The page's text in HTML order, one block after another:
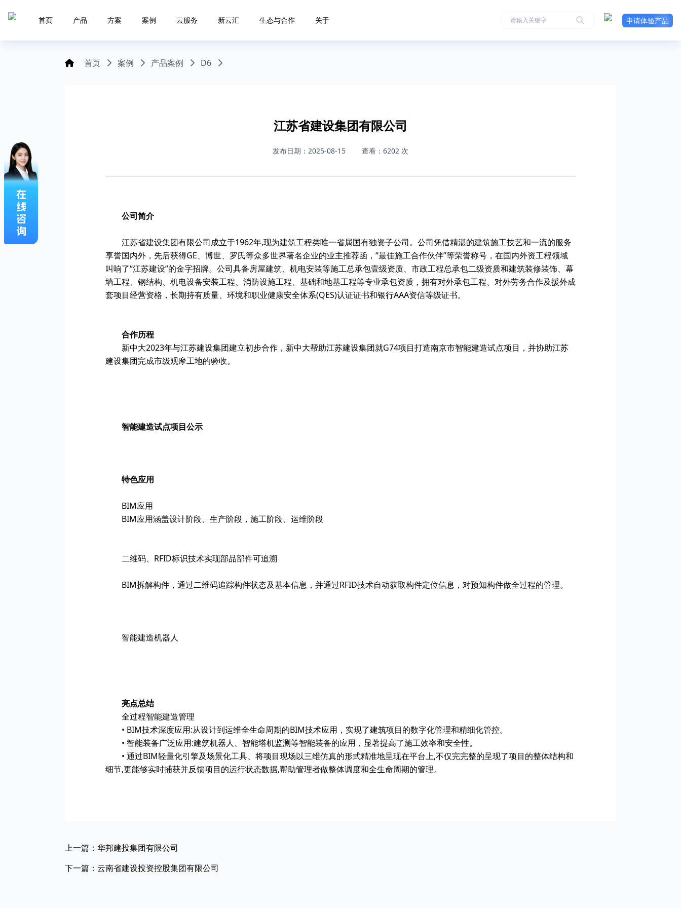
首页 产品 方案 案例 云服务 新云汇 生态与合作 关于 申请体验产品
首页 案例 产品案例 D6
江苏省建设集团有限公司
发布日期：2025-08-15 查看：6202 次
公司简介
江苏省建设集团有限公司成立于1962年,现为建筑工程类唯一省属国有独资子公司。公司凭借精湛的建筑施工技艺和一流的服务
享誉国内外，先后获得GE、博世、罗氏等众多世界著名企业的业主推荐函，“最佳施工合作伙伴”等荣誉称号，在国内外资工程领域
叫响了“江苏建设”的金字招牌。公司具备房屋建筑、机电安装等施工总承包壹级资质、市政工程总承包二级资质和建筑装修装饰、幕
墙工程、钢结构、机电设备安装工程、消防设施工程、基础和地基工程等专业承包资质，拥有对外承包工程、对外劳务合作及援外成
套项目经营资格，长期持有质量、环境和职业健康安全体系(QES)认证证书和银行AAA资信等级证书。
合作历程
新中大2023年与江苏建设集团建立初步合作，新中大帮助江苏建设集团就G74项目打造南京市智能建造试点项目，并协助江苏
建设集团完成市级观摩工地的验收。
智能建造试点项目公示
特色应用
BIM应用
BIM应用涵盖设计阶段、生产阶段，施工阶段、运维阶段
二维码、RFID标识技术实现部品部件可追溯
BIM拆解构件，通过二维码追踪构件状态及基本信息，并通过RFID技术自动获取构件定位信息，对预知构件做全过程的管理。
智能建造机器人
亮点总结
全过程智能建造管理
• BIM技术深度应用:从设计到运维全生命周期的BIM技术应用，实现了建筑项目的数字化管理和精细化管控。
• 智能装备广泛应用:建筑机器人、智能塔机监测等智能装备的应用，显著提高了施工效率和安全性。
• 通过BIM轻量化引擎及场景化工具、将项目现场以三维仿真的形式精准地呈现在平台上,不仅完完整的呈现了项目的整体结构和
细节,更能够实时捕获并反馈项目的运行状态数据,帮助管理者做整体调度和全生命周期的管理。
上一篇：华邦建投集团有限公司
下一篇：云南省建设投资控股集团有限公司